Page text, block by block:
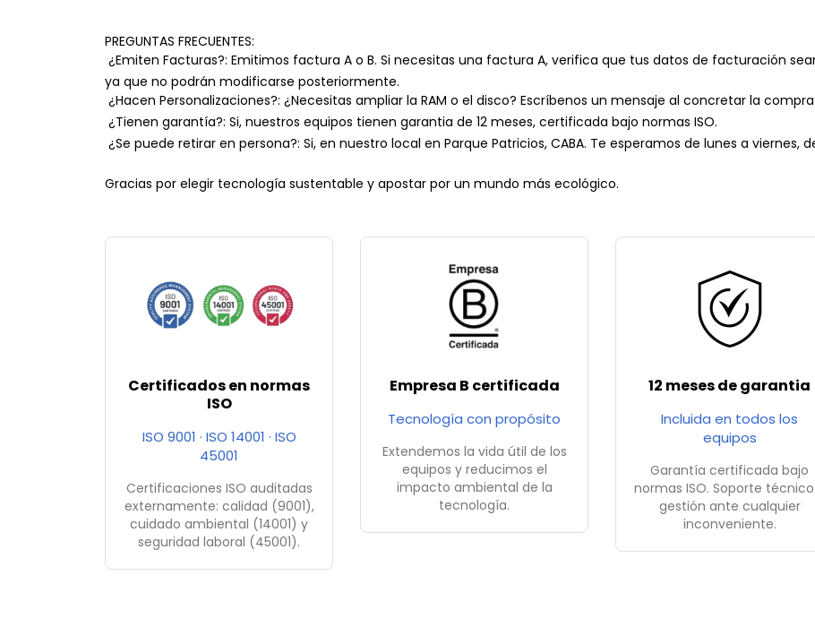
PREGUNTAS FRECUENTES:
 ¿Emiten Facturas?: Emitimos factura A o B. Si necesitas una factura A, verifica que tus datos de facturación
ya que no podrán modificarse posteriormente.
 ¿Hacen Personalizaciones?: ¿Necesitas ampliar la RAM o el disco? Escríbenos un mensaje al concretar la
 ¿Tienen garantía?: Si, nuestros equipos tienen garantia de 12 meses, certificada bajo normas ISO.
 ¿Se puede retirar en persona?: Si, en nuestro local en Parque Patricios, CABA. Te esperamos de lunes a viernes,
Gracias por elegir tecnología sustentable y apostar por un mundo más ecológico.
Certificados en normas
ISO
ISO 9001 · ISO 14001 · ISO
45001
Certificaciones ISO auditadas
externamente: calidad (9001),
cuidado ambiental (14001) y
seguridad laboral (45001).
Empresa B certificada
Tecnología con propósito
Extendemos la vida útil de los
equipos y reducimos el
impacto ambiental de la
tecnología.
12 meses de garantia
Incluida en todos los
equipos
Garantía certificada bajo
normas ISO. Soporte
gestión ante cualquier
inconveniente.